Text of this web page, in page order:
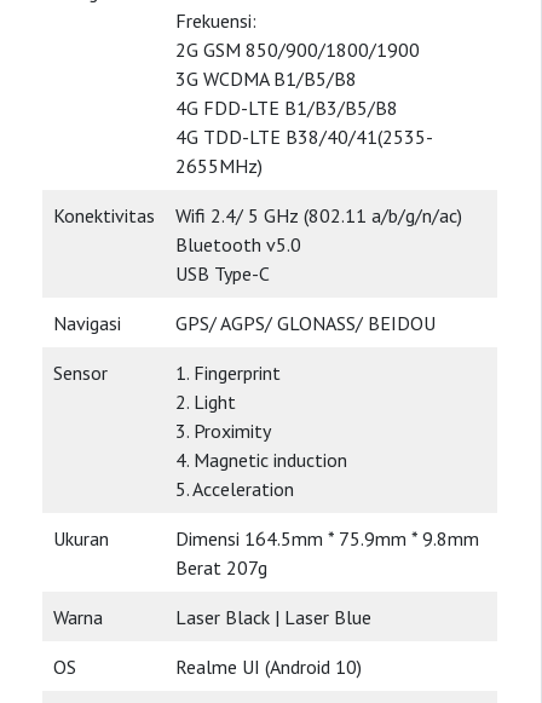
Frekuensi:
2G GSM 850/900/1800/1900
3G WCDMA B1/B5/B8
4G FDD-LTE B1/B3/B5/B8
4G TDD-LTE B38/40/41(2535-
2655MHz)
Konektivitas
Wifi 2.4/ 5 GHz (802.11 a/b/g/n/ac)
Bluetooth v5.0
USB Type-C
Navigasi GPS/ AGPS/ GLONASS/ BEIDOU
Sensor
1. Fingerprint
2. Light
3. Proximity
4. Magnetic induction
5. Acceleration
Ukuran
Dimensi 164.5mm * 75.9mm * 9.8mm
Berat 207g
Warna Laser Black | Laser Blue
OS Realme UI (Android 10)